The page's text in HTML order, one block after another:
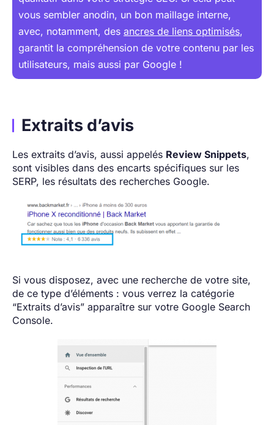
vous sembler anodin, un bon maillage interne,
avec, notamment, des ancres de liens optimisés,
garantit la compréhension de votre contenu par les
utilisateurs, mais aussi par Google !
Extraits d’avis
Les extraits d’avis, aussi appelés Review Snippets,
sont visibles dans des encarts spécifiques sur les
SERP, les résultats des recherches Google.
Si vous disposez, avec une recherche de votre site,
de ce type d’éléments : vous verrez la catégorie
“Extraits d’avis” apparaître sur votre Google Search
Console.